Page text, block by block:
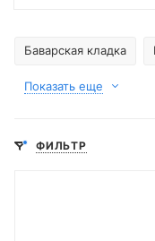
Баварская кладка
Показать еще
ФИЛЬТР